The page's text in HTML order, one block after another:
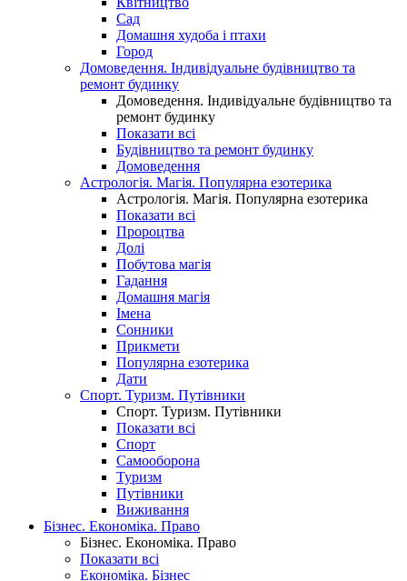
Сад
Домашня худоба і птахи
Город
Домоведення. Індивідуальне будівництво та
ремонт будинку
Домоведення. Індивідуальне будівництво та
ремонт будинку
Показати всі
Будівництво та ремонт будинку
Домоведення
Астрологія. Магія. Популярна езотерика
Астрологія. Магія. Популярна езотерика
Показати всі
Пророцтва
Долі
Побутова магія
Гадання
Домашня магія
Імена
Сонники
Прикмети
Популярна езотерика
Дати
Спорт. Туризм. Путівники
Спорт. Туризм. Путівники
Показати всі
Спорт
Самооборона
Туризм
Путівники
Виживання
Бізнес. Економіка. Право
Бізнес. Економіка. Право
Показати всі
Економіка. Бізнес